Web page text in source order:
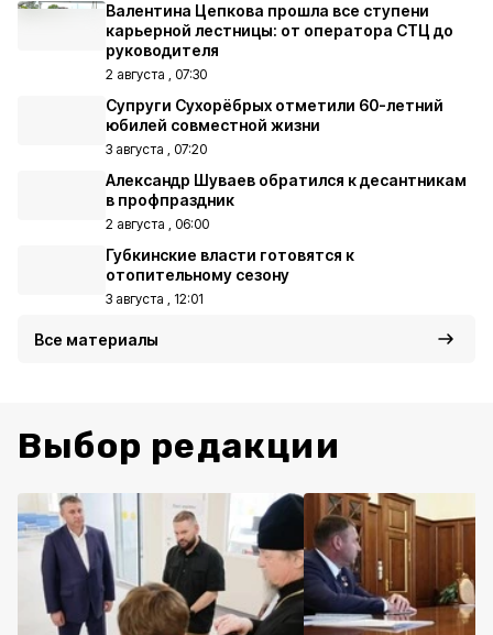
Валентина Цепкова прошла все ступени
карьерной лестницы: от оператора СТЦ до
руководителя
2 августа , 07:30
Супруги Сухорёбрых отметили 60-летний
юбилей совместной жизни
3 августа , 07:20
Александр Шуваев обратился к десантникам
в профпраздник
2 августа , 06:00
Губкинские власти готовятся к
отопительному сезону
3 августа , 12:01
Все материалы
Выбор редакции